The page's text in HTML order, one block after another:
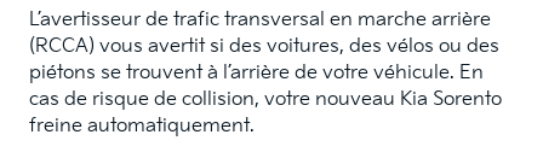
L’avertisseur de trafic transversal en marche arrière
(RCCA) vous avertit si des voitures, des vélos ou des
piétons se trouvent à l’arrière de votre véhicule. En
cas de risque de collision, votre nouveau Kia Sorento
freine automatiquement.